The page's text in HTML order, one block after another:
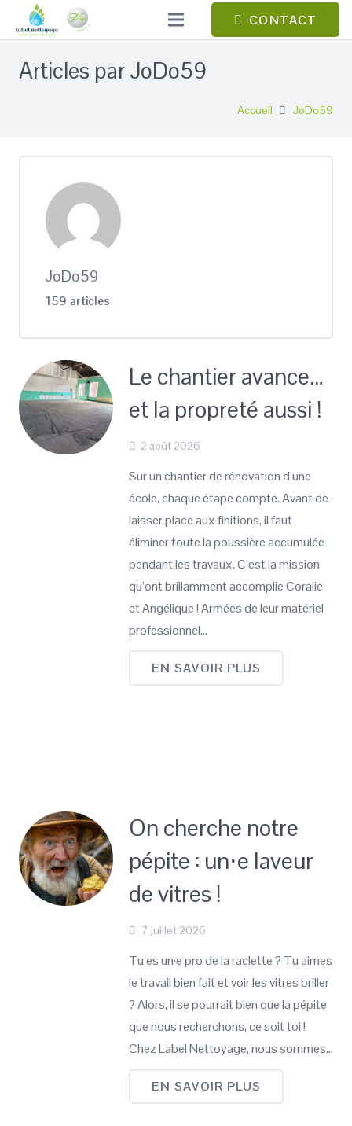
CONTACT
Articles par JoDo59
Accueil JoDo59
JoDo59
159 articles
Le chantier avance…
et la propreté aussi !
2 août 2026
Sur un chantier de rénovation d’une
école, chaque étape compte. Avant de
laisser place aux finitions, il faut
éliminer toute la poussière accumulée
pendant les travaux. C’est la mission
qu’ont brillamment accomplie Coralie
et Angélique ! Armées de leur matériel
professionnel…
EN SAVOIR PLUS
On cherche notre
pépite : un⋅e laveur
de vitres !
7 juillet 2026
Tu es un·e pro de la raclette ? Tu aimes
le travail bien fait et voir les vitres briller
? Alors, il se pourrait bien que la pépite
que nous recherchons, ce soit toi !
Chez Label Nettoyage, nous sommes…
EN SAVOIR PLUS